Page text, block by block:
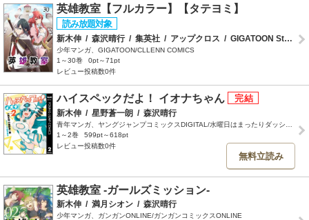
英雄教室【フルカラー】【タテヨミ】
新木伸 / 森沢晴行 / 集英社 / アップクロス / GIGATOON Studio
少年マンガ、GIGATOON/CLLENN COMICS
1～30巻
0pt～71pt
レビュー投稿数0件
ハイスペックだよ！ イオナちゃん
新木伸 / 星野蒼一朗 / 森沢晴行
1～2巻
599pt～618pt
レビュー投稿数0件
無料立読み
英雄教室 -ガールズミッション-
新木伸 / 満月シオン / 森沢晴行
少年マンガ、ガンガンONLINE/ガンガンコミックスONLINE